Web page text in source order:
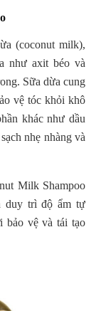
(coconut milk),
như axit béo và
Sữa dừa cung
vệ tóc khỏi khô
khác như dầu
nhẹ nhàng và
Milk Shampoo
duy trì độ ẩm tự
bảo vệ và tái tạo